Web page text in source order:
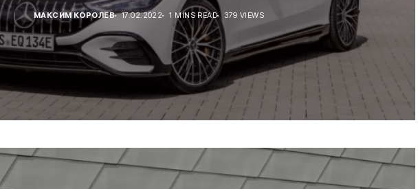
МАКСИМ КОРОЛЕВ 17.02.2022 1 MINS READ 379 VIEWS